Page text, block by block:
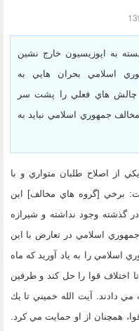
به اپوزيسيون خارج نشين
اسلامي بحران هايي به
چالش هاي فعلي را پشت سر
جمهوري اسلامي نبايد به
از اصلاح طلبان متواري و با
برخي [گروه هاي مخالف] اين
گذشته وجود نداشته و شيرازه
مي پاشد. اما عمر 34 ساله جمهوري اسلامي در تعارض با اين
اسلامي را به ياد آوريد كه ماه
اختلاف قوا را حل كند و طرفين
مي دادند. آيت الله خميني تا يك
همچنان از او حمايت مي كرد.